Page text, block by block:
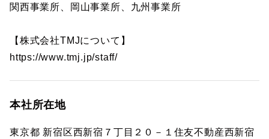
関西事業所、岡山事業所、九州事業所
【株式会社TMJについて】
https://www.tmj.jp/staff/
本社所在地
東京都 新宿区西新宿７丁目２０－１住友不動産西新宿